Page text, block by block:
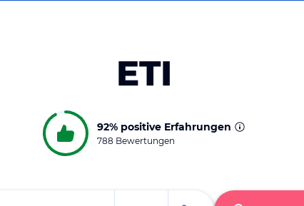
ETI
92% positive Erfahrungen
788 Bewertungen